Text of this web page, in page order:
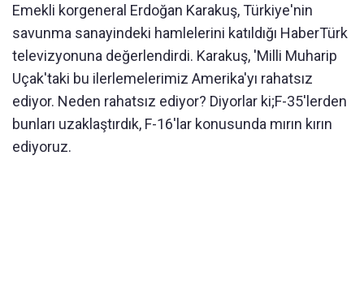
Emekli korgeneral Erdoğan Karakuş, Türkiye'nin
savunma sanayindeki hamlelerini katıldığı HaberTürk
televizyonuna değerlendirdi. Karakuş, 'Milli Muharip
Uçak'taki bu ilerlemelerimiz Amerika'yı rahatsız
ediyor. Neden rahatsız ediyor? Diyorlar ki;F-35'lerden
bunları uzaklaştırdık, F-16'lar konusunda mırın kırın
ediyoruz.